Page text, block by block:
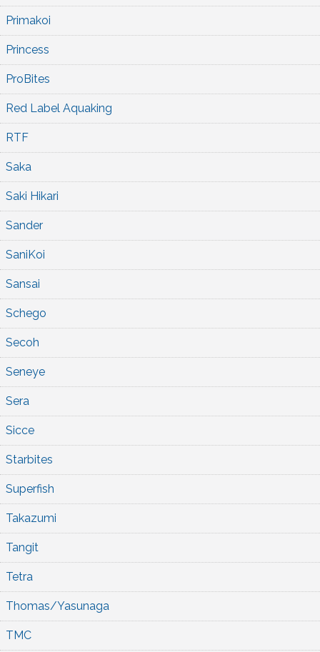
Primakoi
Princess
ProBites
Red Label Aquaking
RTF
Saka
Saki Hikari
Sander
SaniKoi
Sansai
Schego
Secoh
Seneye
Sera
Sicce
Starbites
Superfish
Takazumi
Tangit
Tetra
Thomas/Yasunaga
TMC